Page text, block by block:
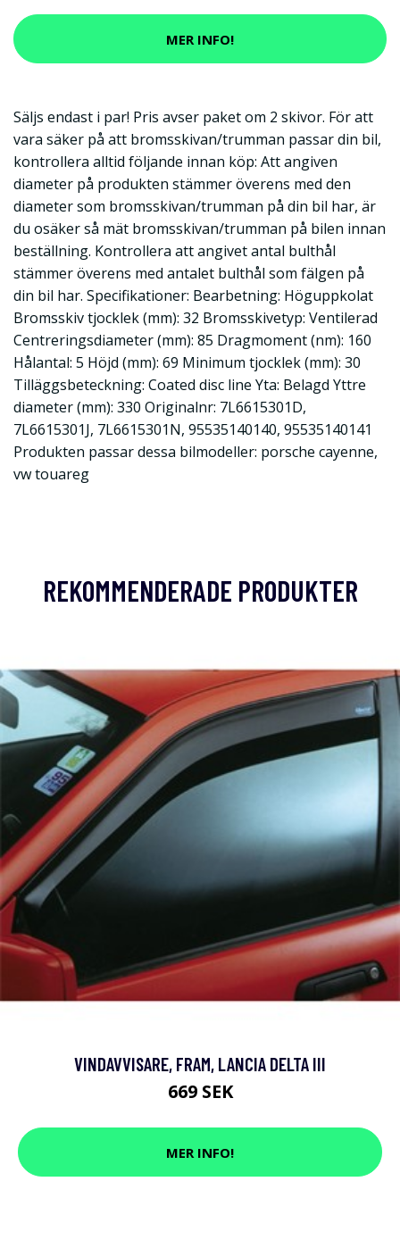
MER INFO!
Säljs endast i par! Pris avser paket om 2 skivor. För att
vara säker på att bromsskivan/trumman passar din bil,
kontrollera alltid följande innan köp: Att angiven
diameter på produkten stämmer överens med den
diameter som bromsskivan/trumman på din bil har, är
du osäker så mät bromsskivan/trumman på bilen innan
beställning. Kontrollera att angivet antal bulthål
stämmer överens med antalet bulthål som fälgen på
din bil har. Specifikationer: Bearbetning: Höguppkolat
Bromsskiv tjocklek (mm): 32 Bromsskivetyp: Ventilerad
Centreringsdiameter (mm): 85 Dragmoment (nm): 160
Hålantal: 5 Höjd (mm): 69 Minimum tjocklek (mm): 30
Tilläggsbeteckning: Coated disc line Yta: Belagd Yttre
diameter (mm): 330 Originalnr: 7L6615301D,
7L6615301J, 7L6615301N, 95535140140, 95535140141
Produkten passar dessa bilmodeller: porsche cayenne,
vw touareg
REKOMMENDERADE PRODUKTER
VINDAVVISARE, FRAM, LANCIA DELTA III
669 SEK
MER INFO!